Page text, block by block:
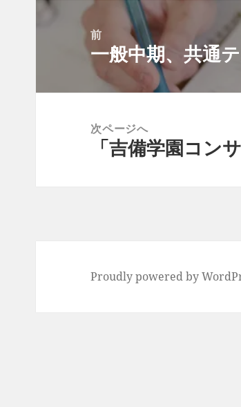
投
前
前
の
投
一般中期、共通
次ページへ
「吉備学園コン
Proudly powered by